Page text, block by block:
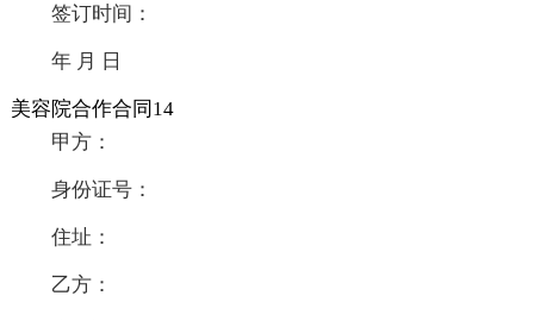
签订时间：
年 月 日
美容院合作合同14
甲方：
身份证号：
住址：
乙方：